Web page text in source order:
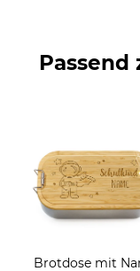
Passend
Brotdose mit